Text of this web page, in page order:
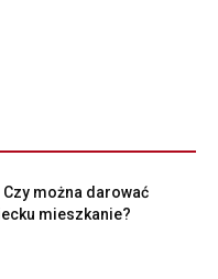
można darować
mieszkanie?